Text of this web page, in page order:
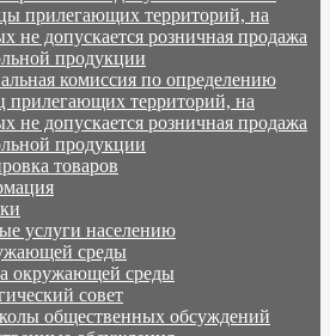
прилегающих территорий, на
не допускается розничная продажа
продукции
комиссия по определению
прилегающих территорий, на
не допускается розничная продажа
продукции
товаров
услуги населению
среды
окружающей среды
совет
общественных обсуждений